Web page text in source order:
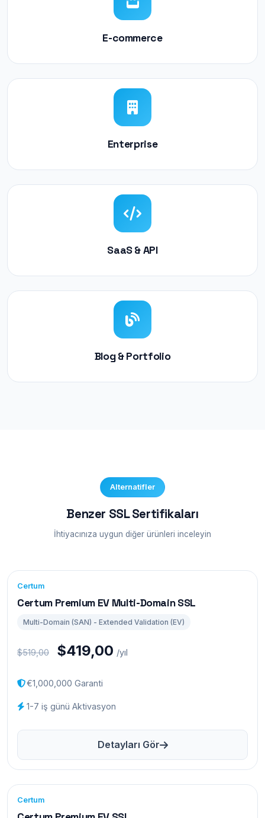
E-commerce
Enterprise
SaaS & API
Blog & Portfolio
Alternatifler
Benzer SSL Sertifikaları
İhtiyacınıza uygun diğer ürünleri inceleyin
Certum
Certum Premium EV Multi-Domain SSL
Multi-Domain (SAN) - Extended Validation (EV)
$519,00 $419,00 /yıl
€1,000,000 Garanti
1-7 iş günü Aktivasyon
Detayları Gör
Certum